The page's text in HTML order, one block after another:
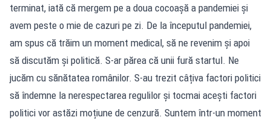
terminat, iată că mergem pe a doua cocoașă a pandemiei și
avem peste o mie de cazuri pe zi. De la începutul pandemiei,
am spus că trăim un moment medical, să ne revenim și apoi
să discutăm și politică. S-ar părea că unii fură startul. Ne
jucăm cu sănătatea românilor. S-au trezit câțiva factori politici
să îndemne la nerespectarea regulilor și tocmai acești factori
politici vor astăzi moțiune de cenzură. Suntem într-un moment